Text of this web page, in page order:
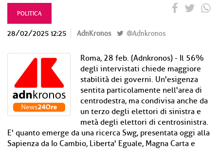
POLITICA
28/02/2025 12:25 AdnKronos @Adnkronos
Roma, 28 feb. (Adnkronos) - Il 56%
degli intervistati chiede maggiore
stabilità dei governi. Un'esigenza
sentita particolamente nell'area di
centrodestra, ma condivisa anche da
un terzo degli elettori di sinistra e
metà degli elettori di centrosinistra.
E' quanto emerge da una ricerca Swg, presentata oggi alla
Sapienza da Io Cambio, Liberta' Eguale, Magna Carta e